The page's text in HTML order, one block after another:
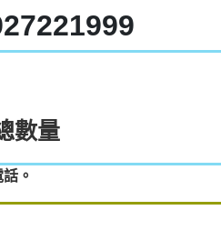
數量
。